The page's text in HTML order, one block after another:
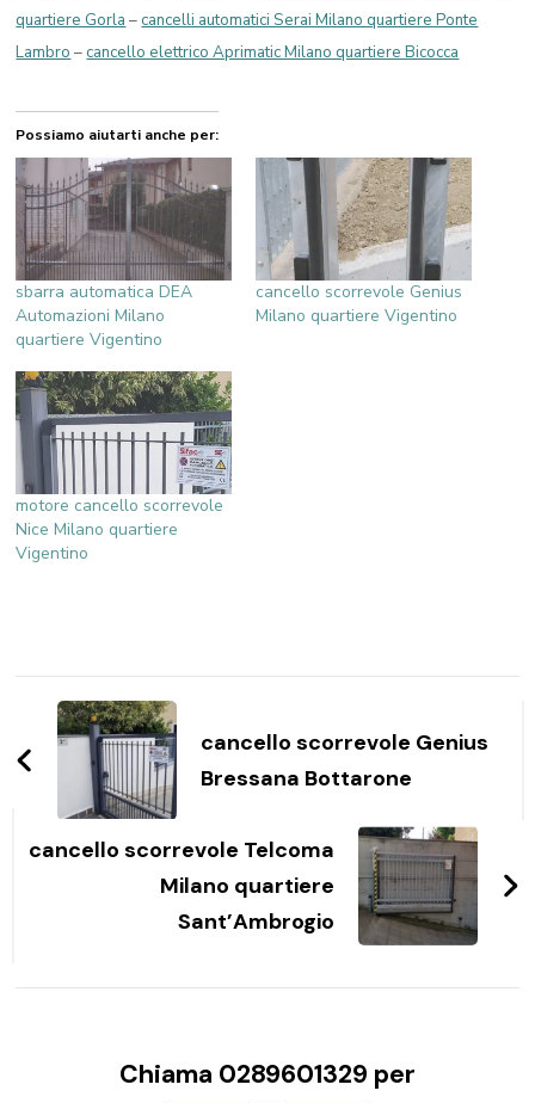
quartiere Gorla –cancelli automatici Serai Milano quartiere Ponte
Lambro –cancello elettrico Aprimatic Milano quartiere Bicocca
Possiamo aiutarti anche per:
sbarra automatica DEA
Automazioni Milano
quartiere Vigentino
cancello scorrevole Genius
Milano quartiere Vigentino
motore cancello scorrevole
Nice Milano quartiere
Vigentino
Navigazione
articoli
cancello scorrevole Genius
Bressana Bottarone
cancello scorrevole Telcoma
Milano quartiere
Sant’Ambrogio
Chiama 0289601329 per